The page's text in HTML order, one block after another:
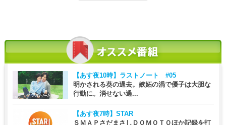
【あす夜10時】 ラストノート #05
明かされる葵の過去。嫉妬の渦で優子は大胆な
行動に。消せない過...
【あす夜7時】 STAR
ＳＭＡＰさだまさしＤＯＭＯＴＯほか記録を打